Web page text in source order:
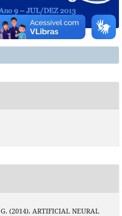
(2014). ARTIFICIAL NEURAL